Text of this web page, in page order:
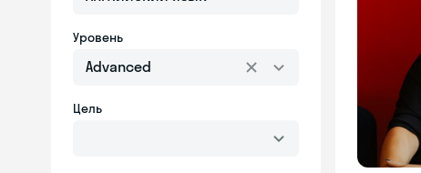
Уровень
Advanced
Цель